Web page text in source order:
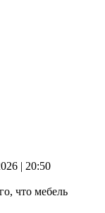
| 20:50
что мебель